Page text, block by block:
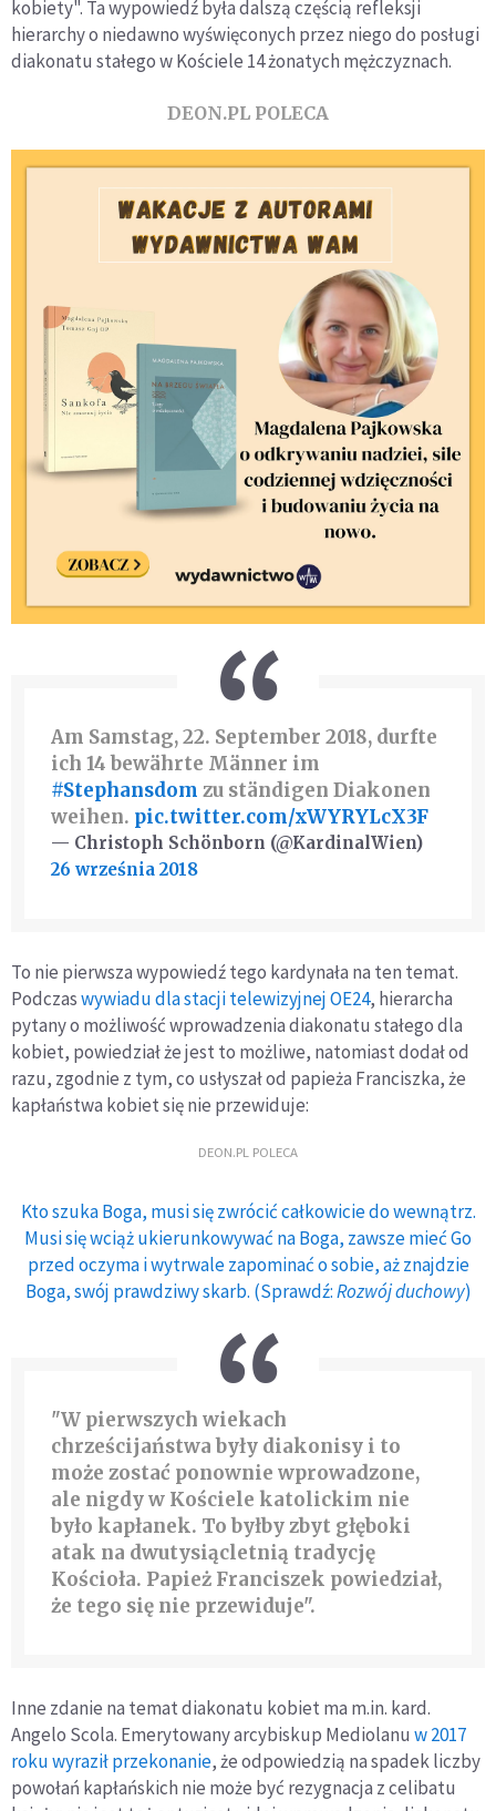
kobiety". Ta wypowiedź była dalszą częścią refleksji
hierarchy o niedawno wyświęconych przez niego do posługi
diakonatu stałego w Kościele 14 żonatych mężczyznach.
DEON.PL POLECA
Am Samstag, 22. September 2018, durfte
ich 14 bewährte Männer im
#Stephansdom zu ständigen Diakonen
weihen. pic.twitter.com/xWYRYLcX3F
— Christoph Schönborn (@KardinalWien)
26 września 2018
To nie pierwsza wypowiedź tego kardynała na ten temat.
Podczaswywiadu dla stacji telewizyjnej OE24, hierarcha
pytany o możliwość wprowadzenia diakonatu stałego dla
kobiet, powiedział że jest to możliwe, natomiast dodał od
razu, zgodnie z tym, co usłyszał od papieża Franciszka, że
kapłaństwa kobiet się nie przewiduje:
DEON.PL POLECA
Kto szuka Boga, musi się zwrócić całkowicie do wewnątrz.
Musi się wciąż ukierunkowywać na Boga, zawsze mieć Go
przed oczyma i wytrwale zapominać o sobie, aż znajdzie
Boga, swój prawdziwy skarb. (Sprawdź:Rozwój duchowy)
"W pierwszych wiekach
chrześcijaństwa były diakonisy i to
może zostać ponownie wprowadzone,
ale nigdy w Kościele katolickim nie
było kapłanek. To byłby zbyt głęboki
atak na dwutysiącletnią tradycję
Kościoła. Papież Franciszek powiedział,
że tego się nie przewiduje".
Inne zdanie na temat diakonatu kobiet ma m.in. kard.
Angelo Scola. Emerytowany arcybiskup Mediolanu w 2017
roku wyraził przekonanie, że odpowiedzią na spadek liczby
powołań kapłańskich nie może być rezygnacja z celibatu